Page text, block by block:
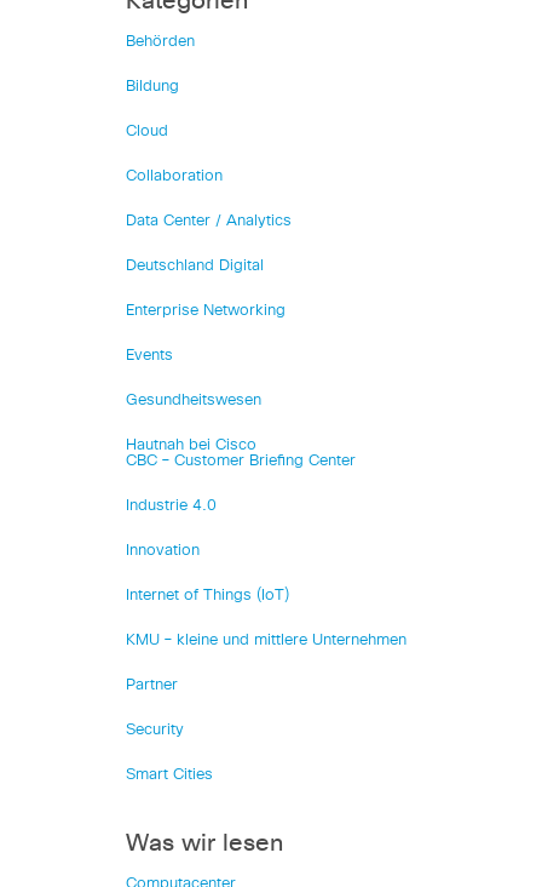
Behörden
Bildung
Cloud
Collaboration
Data Center / Analytics
Deutschland Digital
Enterprise Networking
Events
Gesundheitswesen
Hautnah bei Cisco
CBC – Customer Briefing Center
Industrie 4.0
Innovation
Internet of Things (IoT)
KMU – kleine und mittlere Unternehmen
Partner
Security
Smart Cities
Was wir lesen